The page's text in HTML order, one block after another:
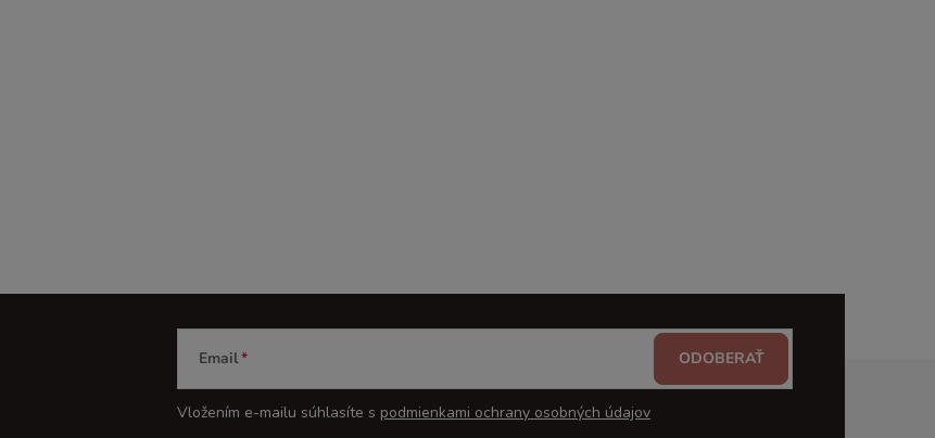
Email
Vložením e-mailu súhlasíte s podmienkami ochrany osobných údajov
ODOBERAŤ